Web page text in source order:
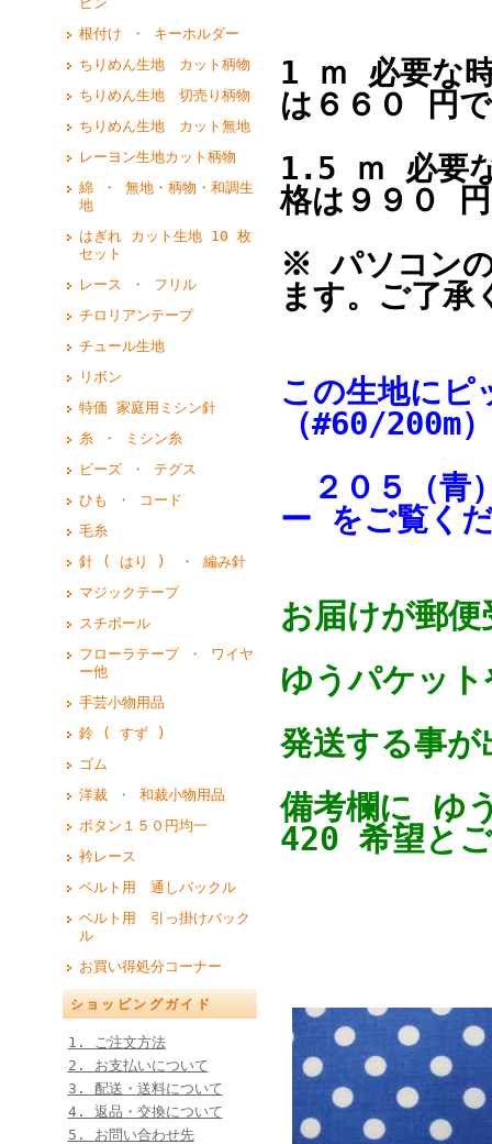
根付け ・ キーホルダー
ちりめん生地 カット柄物
ちりめん生地 切売り柄物
ちりめん生地 カット無地
レーヨン生地カット柄物
綿 ・ 無地・柄物・和調生
地
はぎれ カット生地 10 枚
セット
レース ・ フリル
チロリアンテープ
チュール生地
リボン
特価 家庭用ミシン針
糸 ・ ミシン糸
ビーズ ・ テグス
ひも ・ コード
毛糸
針 ( はり ) ・ 編み針
マジックテープ
スチボール
フローラテープ ・ ワイヤ
ー他
手芸小物用品
鈴 ( すず )
ゴム
洋裁 ・ 和裁小物用品
ボタン１５０円均一
衿レース
ベルト用 通しバックル
ベルト用 引っ掛けバック
ル
お買い得処分コーナー
ショッピングガイド
1. ご注文方法
2. お支払いについて
3. 配送・送料について
4. 返品・交換について
5. お問い合わせ先
1 ｍ 必要な
は６６０ 円
1.5 ｍ 必要
格は９９０
※ パソコンの
ます。ご了承
この生地にピ
（#60/200m
２０５（
ー をご覧く
お届けが郵
ゆうパケッ
発送する事が
備考欄に ゆ
420 希望と